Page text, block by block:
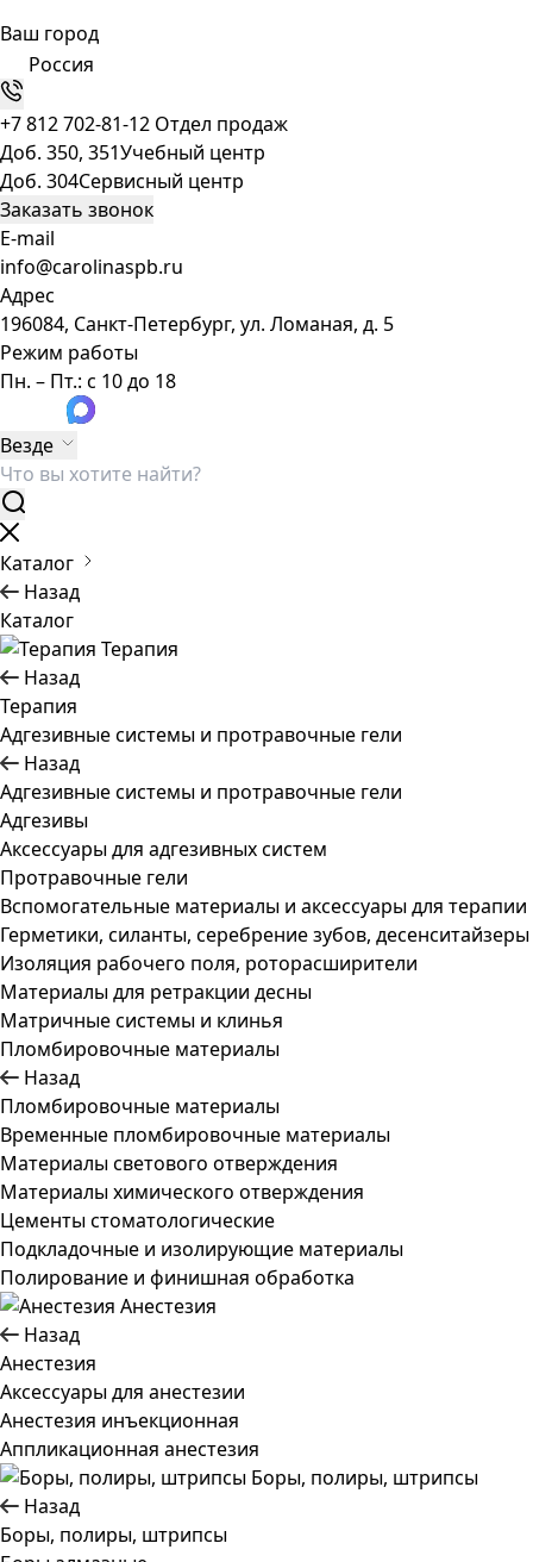
Ваш город
Россия
+7 812 702-81-12 Отдел продаж
Доб. 350, 351Учебный центр
Доб. 304Сервисный центр
Заказать звонок
E-mail
info@carolinaspb.ru
Адрес
196084, Санкт-Петербург, ул. Ломаная, д. 5
Режим работы
Пн. – Пт.: с 10 до 18
Везде
Каталог
Назад
Каталог
Терапия
Назад
Терапия
Адгезивные системы и протравочные гели
Назад
Адгезивные системы и протравочные гели
Адгезивы
Аксессуары для адгезивных систем
Протравочные гели
Вспомогательные материалы и аксессуары для терапии
Герметики, силанты, серебрение зубов, десенситайзеры
Изоляция рабочего поля, роторасширители
Материалы для ретракции десны
Матричные системы и клинья
Пломбировочные материалы
Назад
Пломбировочные материалы
Временные пломбировочные материалы
Материалы светового отверждения
Материалы химического отверждения
Цементы стоматологические
Подкладочные и изолирующие материалы
Полирование и финишная обработка
Анестезия
Назад
Анестезия
Аксессуары для анестезии
Анестезия инъекционная
Аппликационная анестезия
Боры, полиры, штрипсы
Назад
Боры, полиры, штрипсы